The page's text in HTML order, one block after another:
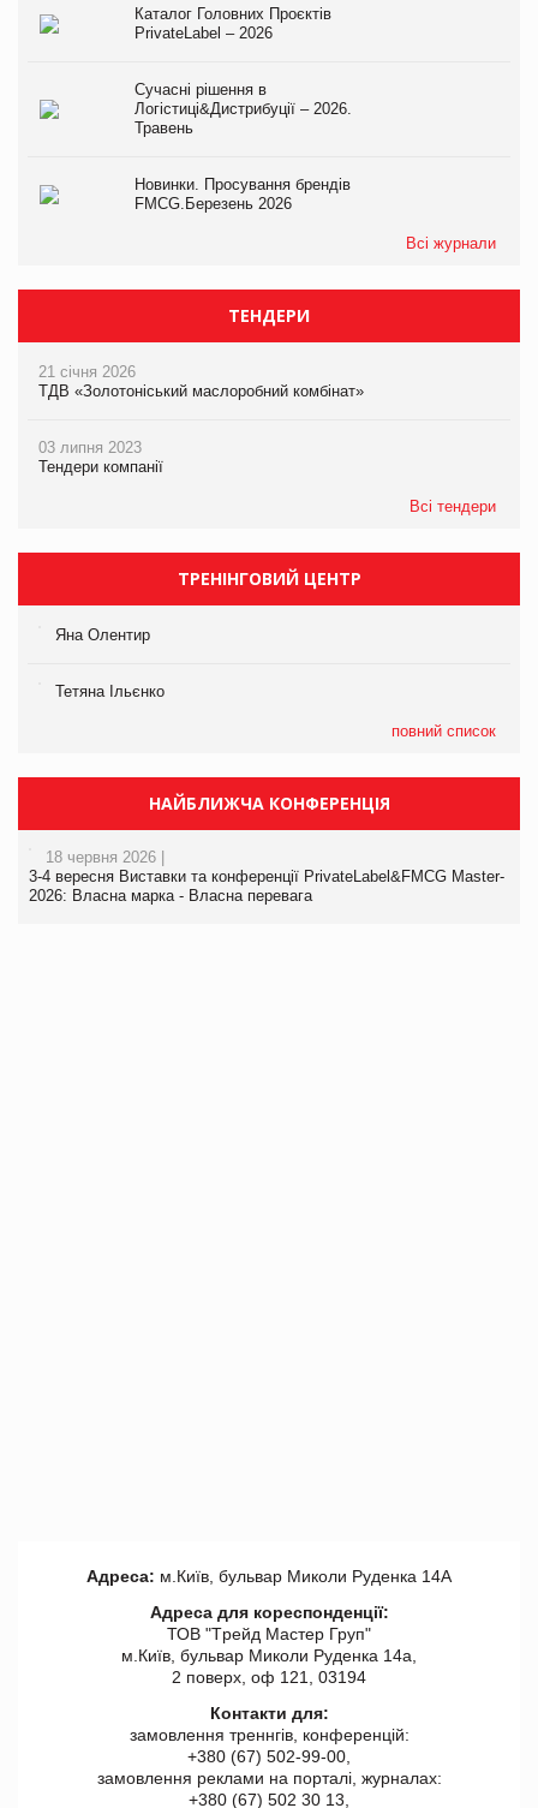
Каталог Головних Проєктів
PrivateLabel – 2026
Сучасні рішення в
Логістиці&Дистрибуції – 2026.
Травень
Новинки. Просування брендів
FMCG.Березень 2026
Всі журнали
ТЕНДЕРИ
21 січня 2026
ТДВ «Золотоніський маслоробний комбінат»
03 липня 2023
Тендери компанії
Всі тендери
ТРЕНІНГОВИЙ ЦЕНТР
Яна Олентир
Тетяна Ільєнко
повний список
НАЙБЛИЖЧА КОНФЕРЕНЦІЯ
18 червня 2026 |
3-4 вересня Виставки та конференції PrivateLabel&FMCG Master-
2026: Власна марка - Власна перевага
Адреса: м.Київ, бульвар Миколи Руденка 14А
Адреса для кореспонденції:
ТОВ "Tрейд Мастер Груп"
м.Київ, бульвар Миколи Руденка 14а,
2 поверх, оф 121, 03194
Контакти для:
замовлення треннгів, конференцій:
+380 (67) 502-99-00,
замовлення реклами на порталі, журналах:
+380 (67) 502 30 13,